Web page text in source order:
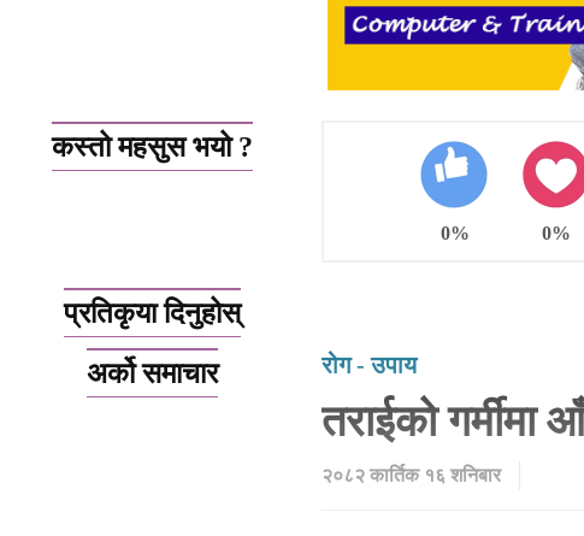
कस्तो महसुस भयो ?
0% 0%
प्रतिकृया दिनुहोस्
अर्को समाचार
रोग - उपाय
तराईको गर्मीमा
२०८२ कार्तिक १६ शनिबार